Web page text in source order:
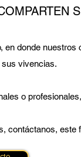
donde
vivencias.
o
contáctanos, este